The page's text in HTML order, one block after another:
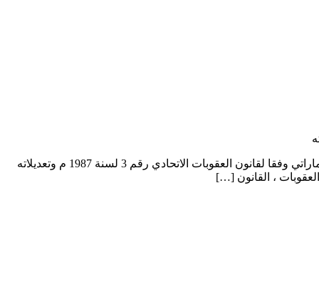
أنواع الجرائم وأركانها في القانون الإماراتي وفقا لقانون العقوبات الاتحادي رقم 3 لسنة 1987 م وتعديلاته أنواع الجرائم وأركانها في القانون الإماراتي وفقا لقانون العقوبات الاتحادي رقم 3 لسنة 1987 م وتعديلاته
، القانون […]